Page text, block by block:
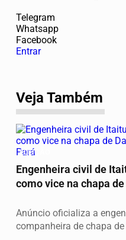
Telegram
Whatsapp
Facebook
Entrar
Veja Também
ELEIÇÃO
Engenheira civil de
como vice na chapa
Anúncio oficializa a
companheira de chapa